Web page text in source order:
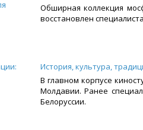
Обширная коллекция
восстановлен
История, культура,
В главном корпусе
Молдавии. Ранее
Белоруссии.